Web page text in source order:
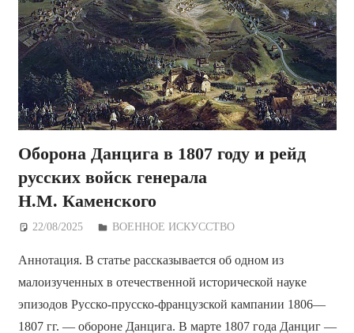
Оборона Данцига в 1807 году и рейд
русских войск генерала
Н.М. Каменского
22/08/2025 Дежурный по Редакции
ВОЕННОЕ ИСКУССТВО
Аннотация. В статье рассказывается об одном из
малоизученных в отечественной исторической науке
эпизодов Русско-прусско-французской кампании 1806—
1807 гг. — обороне Данцига. В марте 1807 года Данциг —